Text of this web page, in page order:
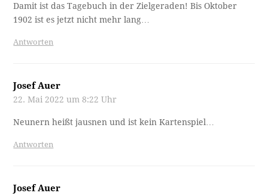
Damit ist das Tagebuch in der Zielgeraden! Bis Oktober
1902 ist es jetzt nicht mehr lang…
Antworten
Josef Auer
22. Mai 2022 um 8:22 Uhr
Neunern heißt jausnen und ist kein Kartenspiel…
Antworten
Josef Auer